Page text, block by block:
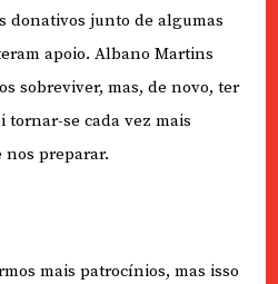
donativos junto de algumas
apoio. Albano Martins
sobreviver, mas, de novo, ter
se cada vez mais
nos preparar.
mais patrocínios, mas isso